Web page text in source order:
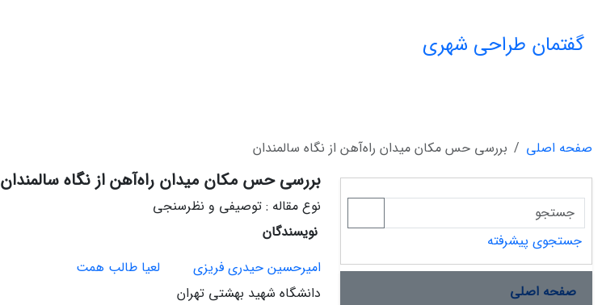
گفتمان طراحی شهری
صفحه اصلی بررسی حس مکان میدان ‌راه‌آهن از نگاه سالمندان
بررسی حس مکان میدان ‌راه‌آهن از نگاه سالمندان
نوع مقاله : توصیفی و نظرسنجی
نویسندگان
امیرحسین حیدری فریزی
لعیا طالب همت
دانشگاه شهید بهشتی تهران
جستجوی پیشرفته
صفحه اصلی